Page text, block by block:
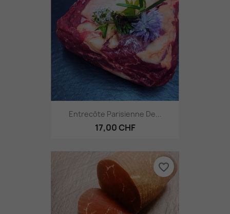
Entrecôte Parisienne De...
17,00 CHF
favorite_border